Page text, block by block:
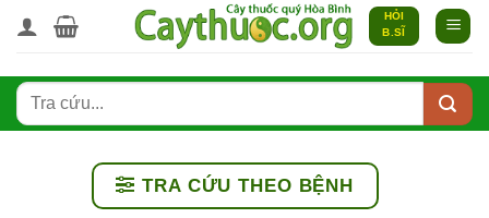
qua
dung
HỎI
B.SĨ
TRA CỨU THEO BỆNH